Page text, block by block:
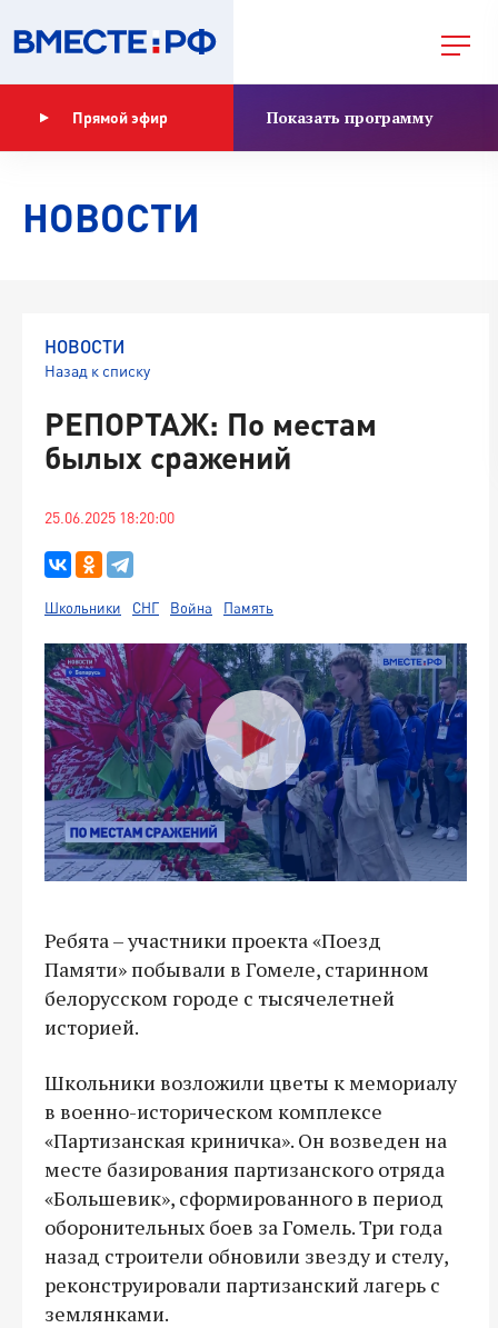
Прямой эфир Показать программу
НОВОСТИ
НОВОСТИ
Назад к списку
РЕПОРТАЖ: По местам
былых сражений
25.06.2025 18:20:00
Школьники СНГ Война Память
Ребята – участники проекта «Поезд
Памяти» побывали в Гомеле, старинном
белорусском городе с тысячелетней
историей.
Школьники возложили цветы к мемориалу
в военно-историческом комплексе
«Партизанская криничка». Он возведен на
месте базирования партизанского отряда
«Большевик», сформированного в период
оборонительных боев за Гомель. Три года
назад строители обновили звезду и стелу,
реконструировали партизанский лагерь с
землянками.